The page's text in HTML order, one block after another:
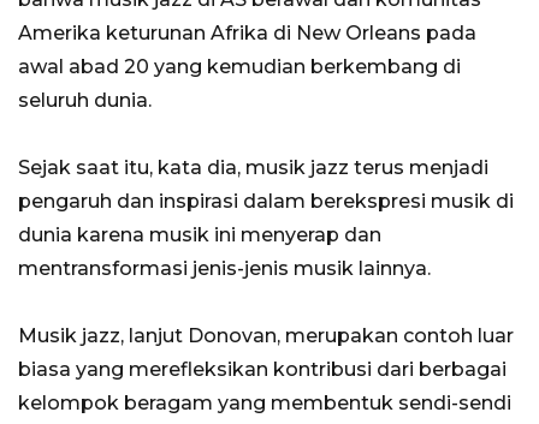
Amerika keturunan Afrika di New Orleans pada
awal abad 20 yang kemudian berkembang di
seluruh dunia.
Sejak saat itu, kata dia, musik jazz terus menjadi
pengaruh dan inspirasi dalam berekspresi musik di
dunia karena musik ini menyerap dan
mentransformasi jenis-jenis musik lainnya.
Musik jazz, lanjut Donovan, merupakan contoh luar
biasa yang merefleksikan kontribusi dari berbagai
kelompok beragam yang membentuk sendi-sendi